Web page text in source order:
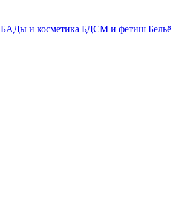
БАДы и косметика БДСМ и фетиш Бельё